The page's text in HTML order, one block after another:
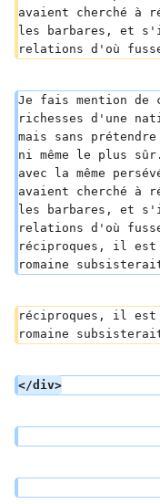
avaient cherché à
les barbares, et
relations d'où
Je fais mention de
richesses d'une
mais sans
ni même le plus
avec la même
avaient cherché à
les barbares, et
relations d'où
réciproques, il est
romaine
réciproques, il est
romaine
</div>